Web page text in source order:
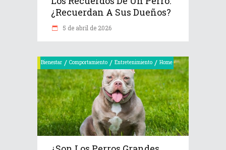
¿recuerdan A Sus Dueños?
5 de abril de 2026
Bienestar / Comportamiento / Entretenimiento / Home